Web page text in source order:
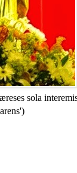
sola